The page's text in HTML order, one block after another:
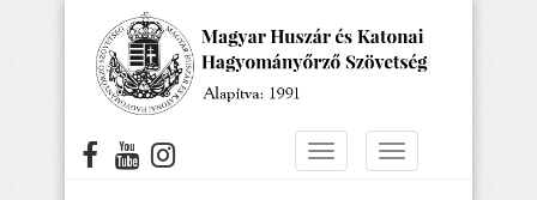
Navigáció
Navigáció